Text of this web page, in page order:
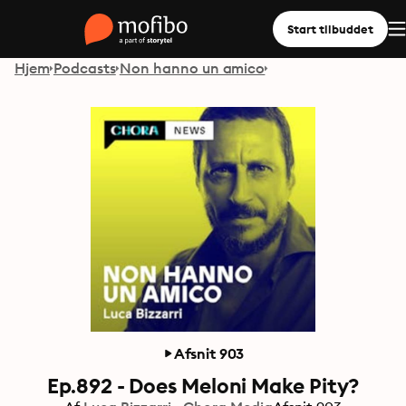
Start tilbuddet
Hjem Podcasts Non hanno un amico
Afsnit 903
Ep.892 - Does Meloni Make Pity?